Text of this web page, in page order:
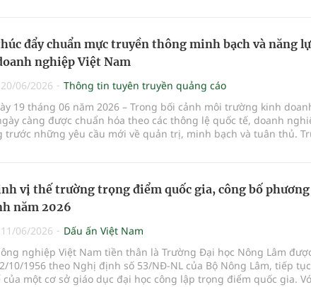
đẩy chuẩn mực truyền thông minh bạch và năng
nghiệp Việt Nam
20/06/2026
Thông tin tuyên truyền quảng cáo
19 tháng 06 năm 2026 – Trong bối cảnh môi trường kinh
càng được chuẩn hóa theo các thông lệ quốc tế, doanh
trước những yêu cầu mới về quản trị, minh bạch và tuân thủ.
và phát triển bền vững.
vị thế trường trọng điểm quốc gia, công bố
năm 2026
11/06/2026
Dấu ấn Việt Nam
nghiệp Việt Nam tiền thân là Trường Đại học Nông Lâm
10/1956 theo Nghị định số 53/NĐ-NL của Bộ Nông Lâm, tiếp
một cơ sở giáo dục đại học công lập trọng điểm quốc gia.